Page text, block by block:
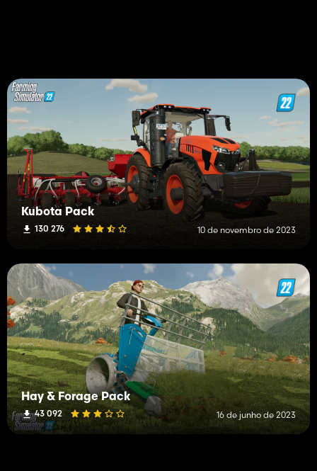
Kubota Pack
130 276 10 de novembro de 2023
Hay & Forage Pack
43 092 16 de junho de 2023